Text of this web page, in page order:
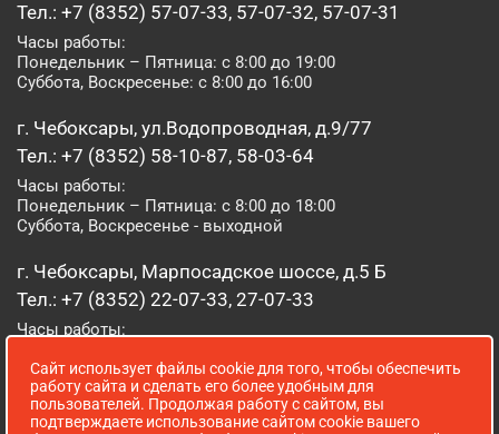
Тел.: +7 (8352) 57-07-33, 57-07-32, 57-07-31
Часы работы:
Понедельник – Пятница: с 8:00 до 19:00
Суббота, Воскресенье: с 8:00 до 16:00
г. Чебоксары, ул.Водопроводная, д.9/77
Тел.: +7 (8352) 58-10-87, 58-03-64
Часы работы:
Понедельник – Пятница: с 8:00 до 18:00
Суббота, Воскресенье - выходной
г. Чебоксары, Марпосадское шоссе, д.5 Б
Тел.: +7 (8352) 22-07-33, 27-07-33
Часы работы:
Суббота, Воскресенье: с 8:00 до 16:00
г. Йошкар-Ола, ул. Луначарского, д. 52 А
Сайт использует файлы cookie для того, чтобы обеспечить
работу сайта и сделать его более удобным для
пользователей. Продолжая работу с сайтом, вы
подтверждаете использование сайтом cookie вашего